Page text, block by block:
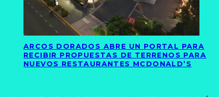
ARCOS DORADOS ABRE UN PORTAL PARA
RECIBIR PROPUESTAS DE TERRENOS PARA
NUEVOS RESTAURANTES MCDONALD’S